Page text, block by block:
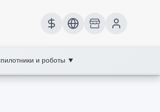
и роботы ▼